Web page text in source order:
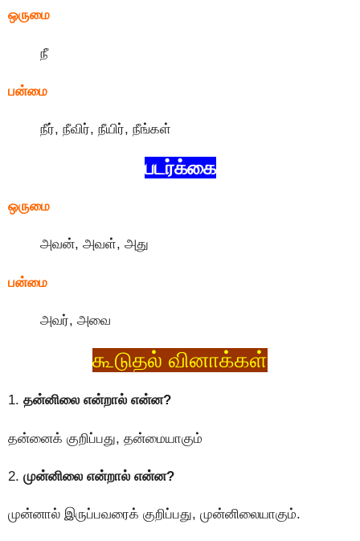
ஒருமை
நீ
பன்மை
நீர், நீவிர், நீயிர், நீங்கள்
படர்க்கை
ஒருமை
அவன், அவள், அது
பன்மை
அவர், அவை
கூடுதல் வினாக்கள்
1. தன்னிலை என்றால் என்ன?
தன்னைக் குறிப்பது, தன்மையாகும்
2. முன்னிலை என்றால் என்ன?
முன்னால் இருப்பவரைக் குறிப்பது, முன்னிலையாகும்.